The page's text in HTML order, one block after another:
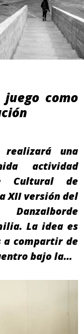
como
una
actividad
Cultural de
XII versión del
La idea es
compartir de
bajo la…